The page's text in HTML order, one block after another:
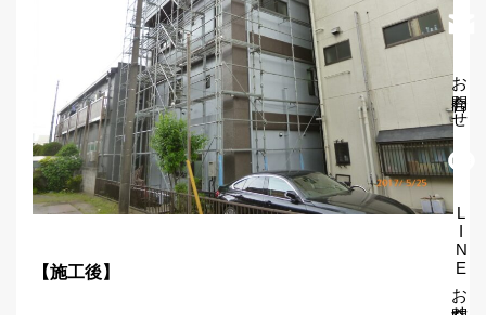
【施工後】
お問合わせ
LINEお問合せ